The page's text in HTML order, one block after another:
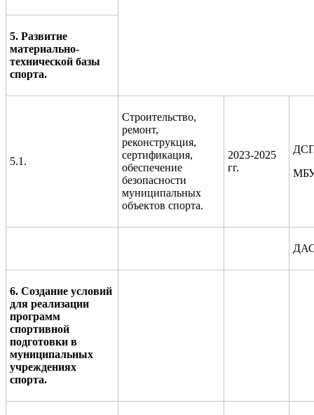
5. Развитие
материально-
технической базы
спорта.
5.1.
Строительство,
ремонт,
реконструкция,
сертификация,
обеспечение
безопасности
муниципальных
объектов спорта.
2023-2025
гг.
6. Создание условий
для реализации
программ
спортивной
подготовки в
муниципальных
учреждениях
спорта.